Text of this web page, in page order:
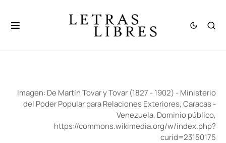
Imagen: De Martín Tovar y Tovar (1827 - 1902) - Ministerio
del Poder Popular para Relaciones Exteriores, Caracas -
Venezuela, Dominio público,
https://commons.wikimedia.org/w/index.php?
curid=23150175